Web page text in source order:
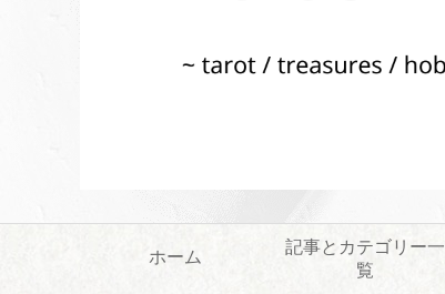
ホーム
記事とカテゴリー一
覧